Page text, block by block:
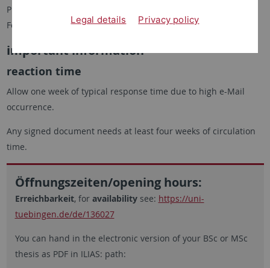
Prüfungsordnungen für den Bachelor, Modulhandbücher und
Formulare zum Projektmodul und zur Bachelorarbeit.
important information
reaction time
Allow one week of typical response time due to high e-Mail
occurrence.
Any signed document needs at least four weeks of circulation
time.
Öffnungszeiten/opening hours:
Erreichbarkeit, for availabilitysee: https://uni-
tuebingen.de/de/136027
You can hand in the electronic version of your BSc or MSc
thesis as PDF in ILIAS: path:
Legal details Privacy policy